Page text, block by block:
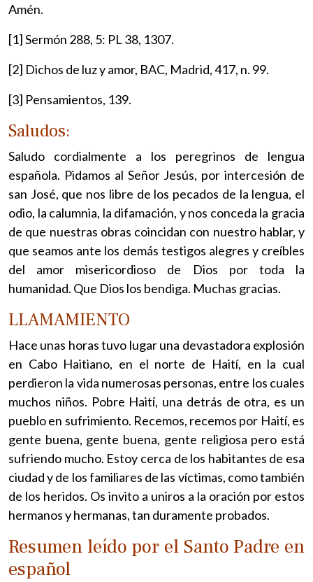
Amén.
[1] Sermón 288, 5: PL 38, 1307.
[2] Dichos de luz y amor, BAC, Madrid, 417, n. 99.
[3] Pensamientos, 139.
Saludos:
Saludo cordialmente a los peregrinos de lengua
española. Pidamos al Señor Jesús, por intercesión de
san José, que nos libre de los pecados de la lengua, el
odio, la calumnia, la difamación, y nos conceda la gracia
de que nuestras obras coincidan con nuestro hablar, y
que seamos ante los demás testigos alegres y creíbles
del amor misericordioso de Dios por toda la
humanidad. Que Dios los bendiga. Muchas gracias.
LLAMAMIENTO
Hace unas horas tuvo lugar una devastadora explosión
en Cabo Haitiano, en el norte de Haití, en la cual
perdieron la vida numerosas personas, entre los cuales
muchos niños. Pobre Haití, una detrás de otra, es un
pueblo en sufrimiento. Recemos, recemos por Haití, es
gente buena, gente buena, gente religiosa pero está
sufriendo mucho. Estoy cerca de los habitantes de esa
ciudad y de los familiares de las víctimas, como también
de los heridos. Os invito a uniros a la oración por estos
hermanos y hermanas, tan duramente probados.
Resumen leído por el Santo Padre en
español